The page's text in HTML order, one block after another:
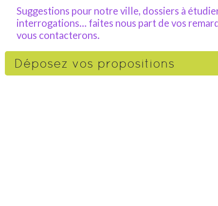
Suggestions pour notre ville, dossiers à
interrogations… faites nous part de vos
vous contacterons.
Déposez vos propositions